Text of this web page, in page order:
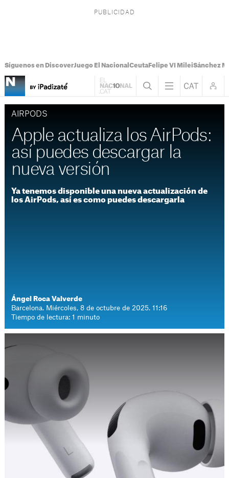
Síguenos en DiscoverJuego El Nacional CeutaFelipe VI MileiSánchez
AIRPODS
Apple actualiza los AirPods:
así puedes descargar la
nueva versión
Ya tenemos disponible una nueva actualización de
los AirPods, así es como puedes descargarla
Ángel Roca Valverde
Barcelona. Miércoles, 8 de octubre de 2025. 11:16
Tiempo de lectura: 1 minuto